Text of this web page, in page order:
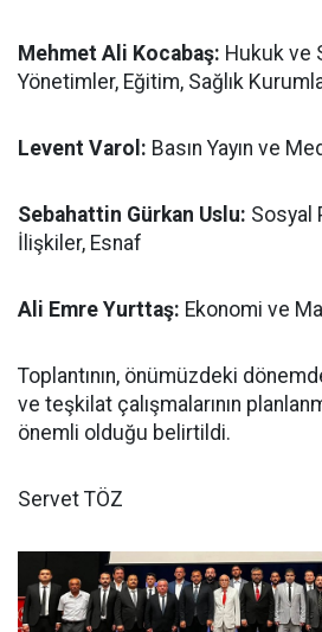
Mehmet Ali Kocabaş: Hukuk ve
Yönetimler, Eğitim, Sağlık
Levent Varol: Basın Yayın ve
Sebahattin Gürkan Uslu: Sosyal
İlişkiler, Esnaf
Ali Emre Yurttaş: Ekonomi ve
Toplantının, önümüzdeki
ve teşkilat çalışmalarının
önemli olduğu belirtildi.
Servet TÖZ